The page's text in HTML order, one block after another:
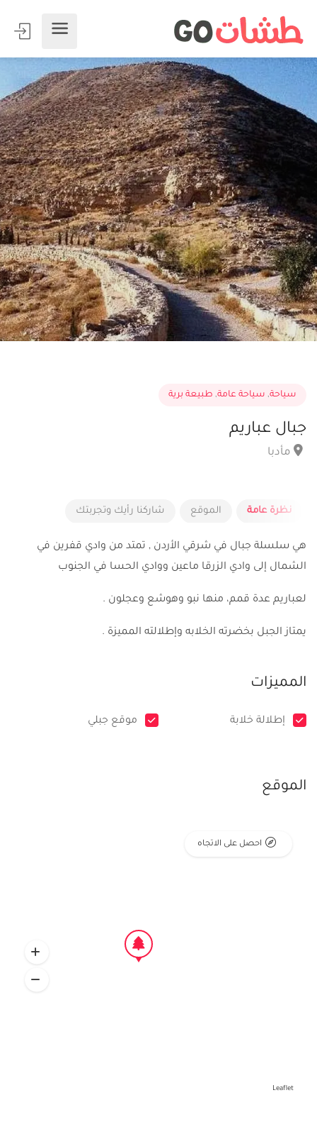
سياحة, سياحة عامة, طبيعة برية
جبال عباريم
مأدبا
نظرة عامة الموقع شاركنا رأيك وتجربتك
هي سلسلة جبال في شرقي الأردن , تمتد من وادي قفرين في
الشمال إلى وادي الزرقا ماعين ووادي الحسا في الجنوب
لعباريم عدة قمم، منها نبو وهوشع وعجلون .
يمتاز الجبل بخضرته الخلابه وإطلالته المميزة .
المميزات
إطلالة خلابة موقع جبلي
الموقع
Leaflet
احصل على الاتجاه